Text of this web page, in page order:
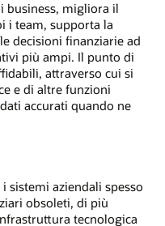
business, migliora il
i team, supporta la
decisioni finanziarie ad
più ampi. Il punto di
attraverso cui si
e di altre funzioni
accurati quando ne
sistemi aziendali spesso
obsoleti, di più
tecnologica